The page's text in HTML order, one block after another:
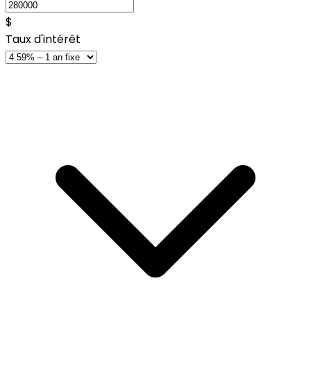
$
Taux d'intérêt